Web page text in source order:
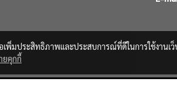
เพิ่มประสิทธิภาพและประสบการณ์ที่ดีในการใช้งานเ
ยคุกกี้